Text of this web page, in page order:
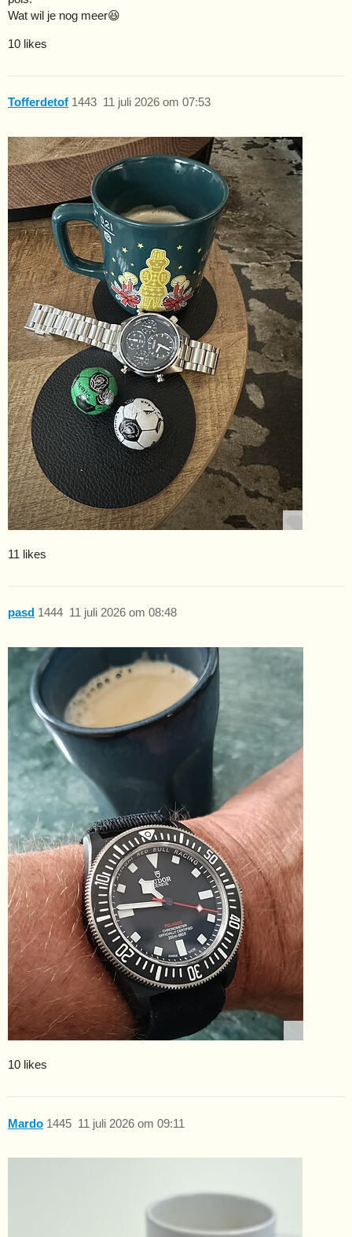
Wat wil je nog meer😆
10 likes
Tofferdetof 11 juli 2026 om 07:53
1443
11 likes
pasd 11 juli 2026 om 08:48
1444
10 likes
Mardo 11 juli 2026 om 09:11
1445